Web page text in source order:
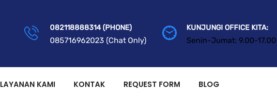
082118888314 (PHONE)
085716962023 (Chat Only)
KUNJUNGI OFFICE KITA:
Senin-Jumat: 9.00-17.00
LAYANAN KAMI KONTAK REQUEST FORM BLOG